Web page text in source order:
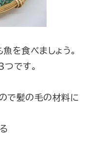
を食べましょう。
です。
で髪の毛の材料に